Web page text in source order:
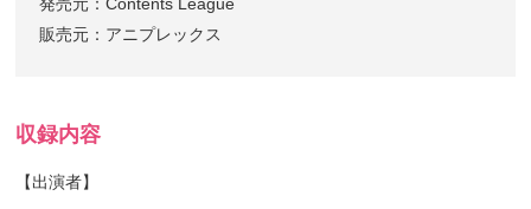
発売元：Contents League
販売元：アニプレックス
収録内容
【出演者】